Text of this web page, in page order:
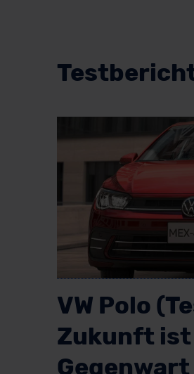
VW Polo
Zukunft ist